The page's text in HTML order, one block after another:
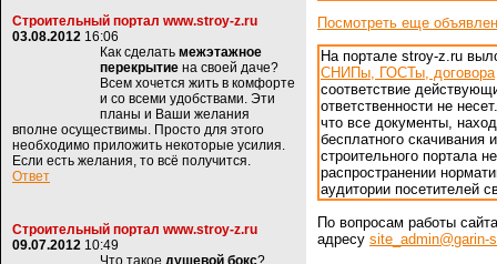
Строительный портал www.stroy-z.ru
03.08.2012 16:06
Как сделать межэтажное
перекрытие на своей даче?
Всем хочется жить в комфорте
и со всеми удобствами. Эти
планы и Ваши желания
вполне осуществимы. Просто для этого
необходимо приложить некоторые усилия.
Если есть желания, то всё получится.
Ответ
Строительный портал www.stroy-z.ru
09.07.2012 10:49
Что такое душевой бокс?
Посмотреть еще
На портале stroy-z.ru
СНИПы, ГОСТы, договора
соответствие
ответственности не
что все документы,
бесплатного скачивания
строительного портала
распространении
аудитории посетителей
По вопросам работы
адресу site_admin@garin-